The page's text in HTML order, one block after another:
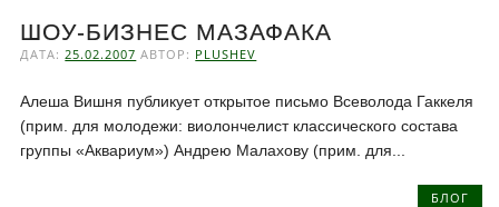
ШОУ-БИЗНЕС МАЗАФАКА
ДАТА: 25.02.2007 АВТОР: PLUSHEV
Алеша Вишня публикует открытое письмо Всеволода Гаккеля
(прим. для молодежи: виолончелист классического состава
группы «Аквариум») Андрею Малахову (прим. для...
БЛОГ